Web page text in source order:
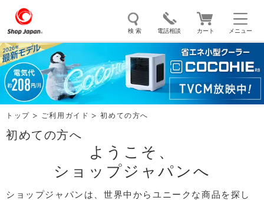
メニュー
検 索 電話相談 カート
トゥルースリーパー ソイリッチ ここひえ 枕
掃除機 クッキングプロ マイキュット
エアコン オーラルスマイル
トップ ご利用ガイド 初めての方へ
初めての方へ
ようこそ、
ショップジャパンへ
ショップジャパンは、世界中からユニークな商品を探し